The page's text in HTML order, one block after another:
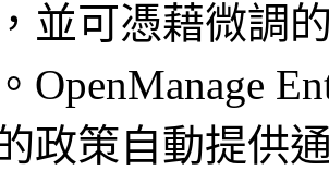
並可憑藉微調
OpenManage
政策自動提供